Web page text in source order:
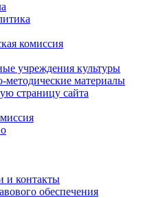
комиссия
учреждения культуры
материалы
страницу сайта
и контакты
обеспечения